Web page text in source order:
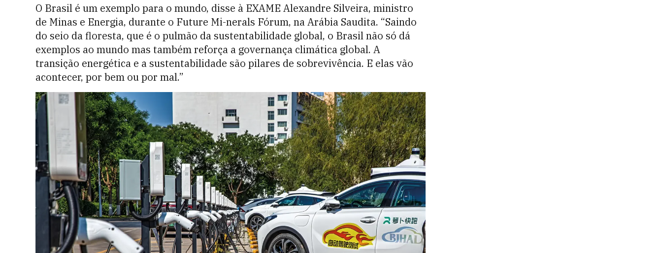
O Brasil é um exemplo para o mundo, disse à EXAME Alexandre Silveira, ministro
de Minas e Energia, durante o Future Mi-nerals Fórum, na Arábia Saudita. “Saindo
do seio da floresta, que é o pulmão da sustentabilidade global, o Brasil não só dá
exemplos ao mundo mas também reforça a governança climática global. A
transição energética e a sustentabilidade são pilares de sobrevivência. E elas vão
acontecer, por bem ou por mal.”